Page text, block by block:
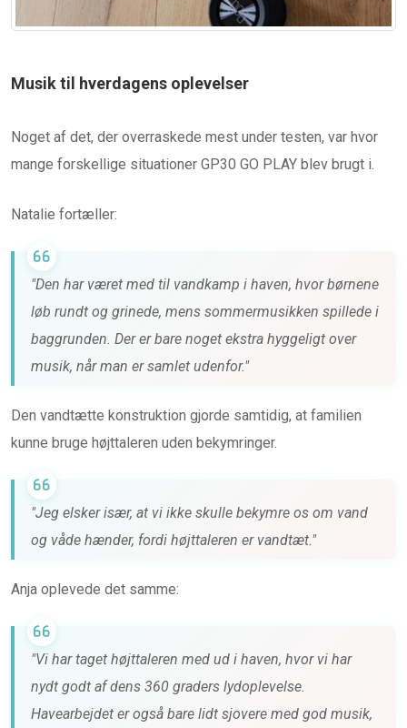
Musik til hverdagens oplevelser
Noget af det, der overraskede mest under testen, var hvor
mange forskellige situationer GP30 GO PLAY blev brugt i.
Natalie fortæller:
"Den har været med til vandkamp i haven, hvor børnene
løb rundt og grinede, mens sommermusikken spillede i
baggrunden. Der er bare noget ekstra hyggeligt over
musik, når man er samlet udenfor."
Den vandtætte konstruktion gjorde samtidig, at familien
kunne bruge højttaleren uden bekymringer.
"Jeg elsker især, at vi ikke skulle bekymre os om vand
og våde hænder, fordi højttaleren er vandtæt."
Anja oplevede det samme:
"Vi har taget højttaleren med ud i haven, hvor vi har
nydt godt af dens 360 graders lydoplevelse.
Havearbejdet er også bare lidt sjovere med god musik,